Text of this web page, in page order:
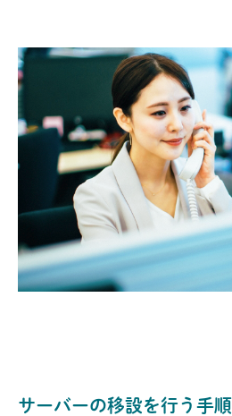
サーバーの移設を行う手順